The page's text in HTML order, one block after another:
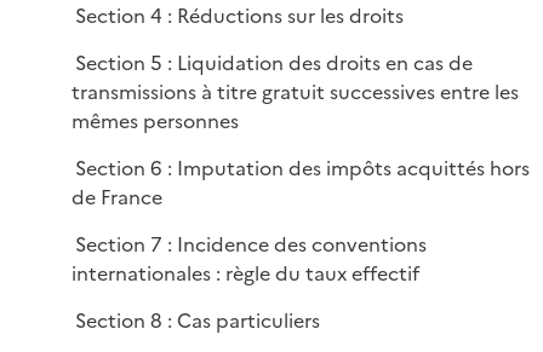
Section 4 : Réductions sur les droits
Section 5 : Liquidation des droits en cas de
transmissions à titre gratuit successives entre les
mêmes personnes
Section 6 : Imputation des impôts acquittés hors
de France
Section 7 : Incidence des conventions
internationales : règle du taux effectif
Section 8 : Cas particuliers